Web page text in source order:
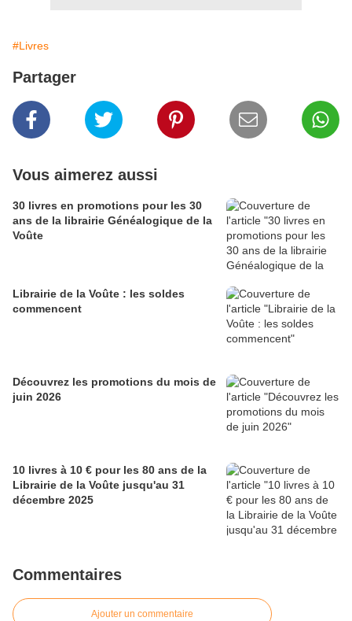
#Livres
Partager
Vous aimerez aussi
30 livres en promotions pour les 30
ans de la librairie Généalogique de la
Voûte
Librairie de la Voûte : les soldes
commencent
Découvrez les promotions du mois de
juin 2026
10 livres à 10 € pour les 80 ans de la
Librairie de la Voûte jusqu'au 31
décembre 2025
Commentaires
Ajouter un commentaire